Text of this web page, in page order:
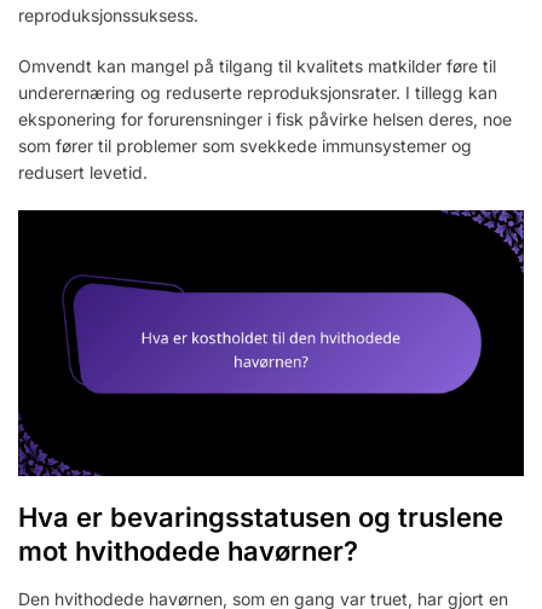
reproduksjonssuksess.
Omvendt kan mangel på tilgang til kvalitets matkilder føre til
underernæring og reduserte reproduksjonsrater. I tillegg kan
eksponering for forurensninger i fisk påvirke helsen deres, noe
som fører til problemer som svekkede immunsystemer og
redusert levetid.
Hva er bevaringsstatusen og truslene
mot hvithodede havørner?
Den hvithodede havørnen, som en gang var truet, har gjort en